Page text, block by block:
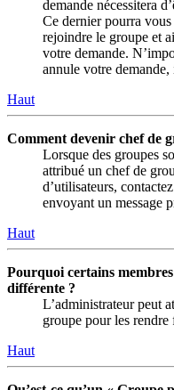
demande nécessitera
Ce dernier pourra
rejoindre le groupe et
votre demande.
annule votre demande,
Haut
Comment devenir chef de
Lorsque des groupes
attribué un chef de
d’utilisateurs,
envoyant un message
Haut
Pourquoi certains
différente ?
L’administrateur peut
groupe pour les
Haut